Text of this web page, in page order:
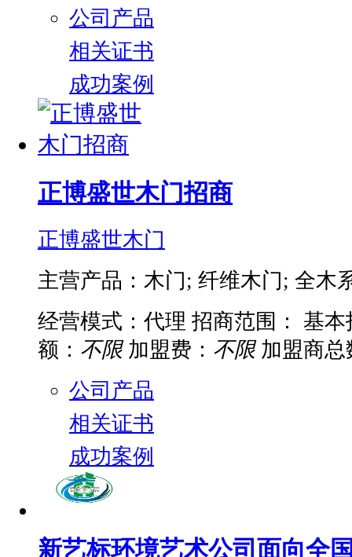
公司产品
相关证书
成功案例
正博盛世木门招商
正博盛世木门
主营产品：木门; 纤维木门; 全木
经营模式：代理 招商范围：
基本
额： 不限 加盟费： 不限 加盟商总
公司产品
相关证书
成功案例
新艺标环境艺术公司面向全